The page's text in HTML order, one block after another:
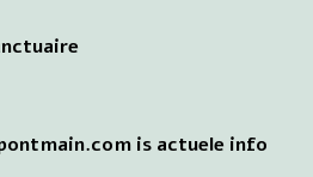
is actuele info